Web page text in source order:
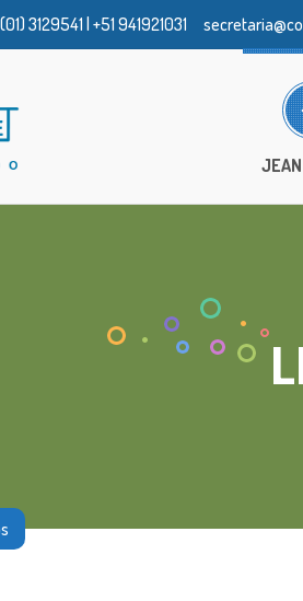
(01) 3129541 | +51 941921031